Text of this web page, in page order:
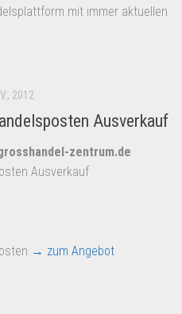
mit immer aktuellen
2012
Ausverkauf
zentrum.de
Ausverkauf
→ zum Angebot